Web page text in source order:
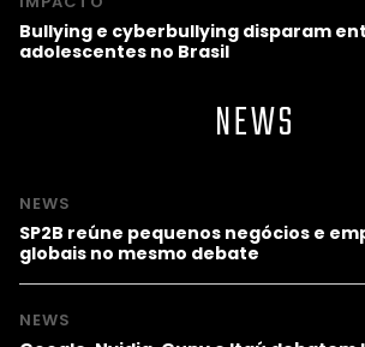
Bullying e cyberbullying disparam
adolescentes no Brasil
NEWS
NEWS
SP2B reúne pequenos negócios e
globais no mesmo debate
NEWS